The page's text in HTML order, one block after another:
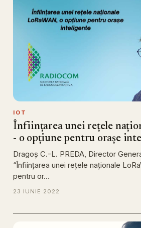
IOT
Înființarea unei rețele
- o opțiune pentru orașe
Dragoș C.-L. PREDA, Director
“Înființarea unei rețele naționale
pentru or…
23 IUNIE 2022